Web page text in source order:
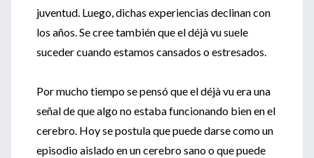
juventud. Luego, dichas experiencias declinan con
los años. Se cree también que el déjà vu suele
suceder cuando estamos cansados o estresados.
Por mucho tiempo se pensó que el déjà vu era una
señal de que algo no estaba funcionando bien en el
cerebro. Hoy se postula que puede darse como un
episodio aislado en un cerebro sano o que puede